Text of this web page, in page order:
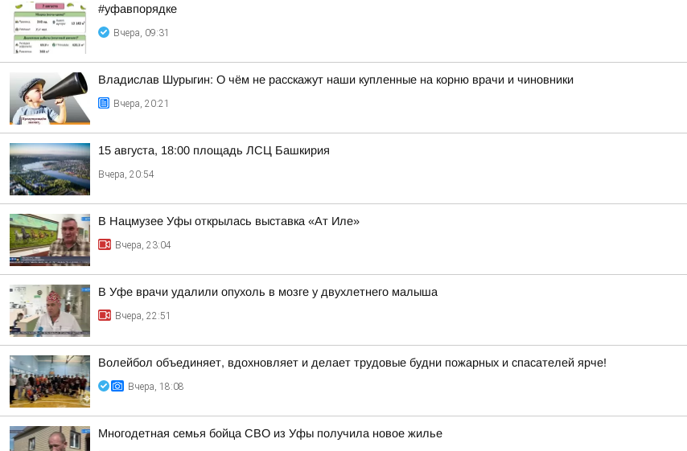
#уфавпорядке
Вчера, 09:31
Владислав Шурыгин: О чём не расскажут наши купленные на корню врачи и чиновники
Вчера, 20:21
15 августа, 18:00 площадь ЛСЦ Башкирия
Вчера, 20:54
В Нацмузее Уфы открылась выставка «Ат Иле»
Вчера, 23:04
В Уфе врачи удалили опухоль в мозге у двухлетнего малыша
Вчера, 22:51
Волейбол объединяет, вдохновляет и делает трудовые будни пожарных и спасателей ярче!
Вчера, 18:08
Многодетная семья бойца СВО из Уфы получила новое жилье